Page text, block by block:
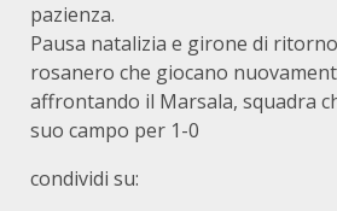
pazienza.
Pausa natalizia e girone di
rosanero che giocano
affrontando il Marsala, squadra
suo campo per 1-0
condividi su: